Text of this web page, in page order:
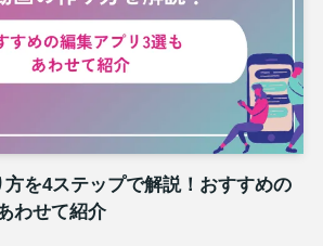
を4ステップで解説！おすすめの
わせて紹介